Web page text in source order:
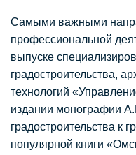
Самыми важными
профессиональной
выпуске
градостроительства,
технологий
издании монографии
градостроительства к
популярной книги